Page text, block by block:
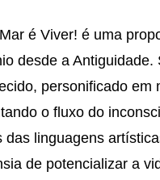
é Viver! é uma
desde a
personificado em
o fluxo do
das linguagens
de potencializar a